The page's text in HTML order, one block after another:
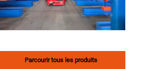
Parcourir tous les produits